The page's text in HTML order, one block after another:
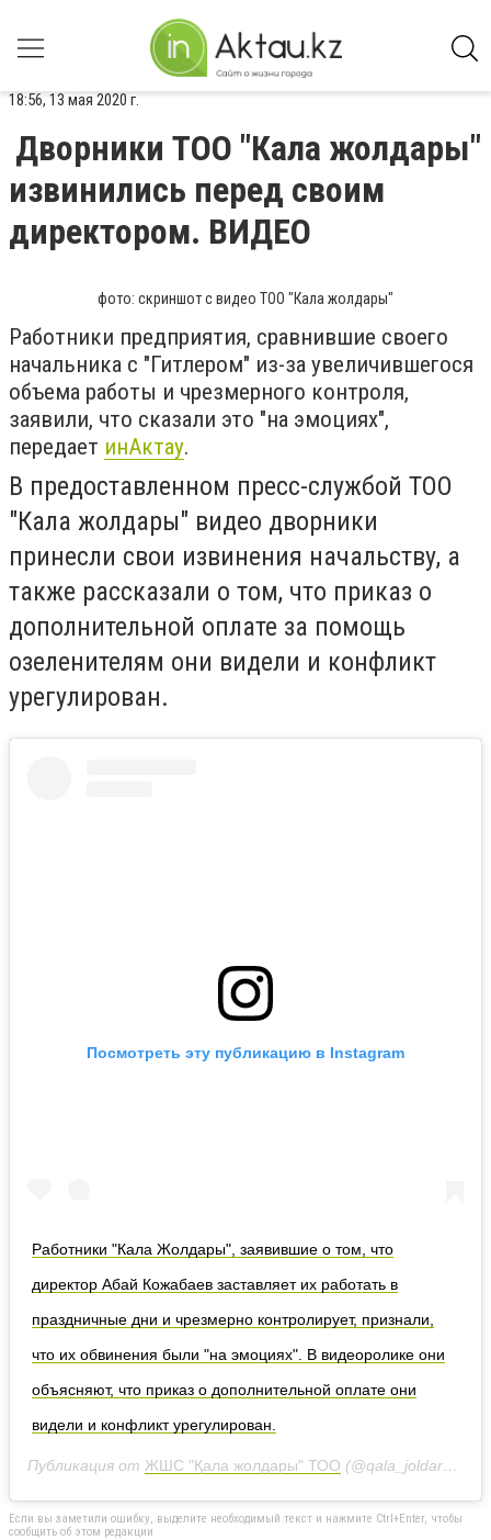
18:56, 13 мая 2020 г.
Дворники ТОО "Кала жолдары"
извинились перед своим
директором. ВИДЕО
фото: скриншот с видео ТОО "Кала жолдары"
Работники предприятия, сравнившие своего
начальника с "Гитлером" из-за увеличившегося
объема работы и чрезмерного контроля,
заявили, что сказали это "на эмоциях",
передает инАктау.
В предоставленном пресс-службой ТОО
"Кала жолдары" видео дворники
принесли свои извинения начальству, а
также рассказали о том, что приказ о
дополнительной оплате за помощь
озеленителям они видели и конфликт
урегулирован.
Посмотреть эту публикацию в Instagram
Работники "Кала Жолдары", заявившие о том, что
директор Абай Кожабаев заставляет их работать в
праздничные дни и чрезмерно контролирует, признали,
что их обвинения были "на эмоциях". В видеоролике они
объясняют, что приказ о дополнительной оплате они
видели и конфликт урегулирован.
Публикация от ЖШС "Қала жолдары" ТОО (@qala_joldary)
Если вы заметили ошибку, выделите необходимый текст и нажмите Ctrl+Enter, чтобы
сообщить об этом редакции